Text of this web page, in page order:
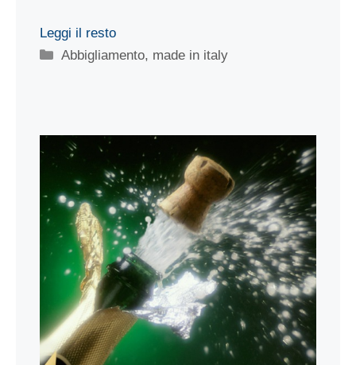
Leggi il resto
Categorie
Abbigliamento, made in italy